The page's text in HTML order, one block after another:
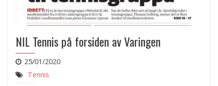
NIL Tennis på forsiden av Varingen
25/01/2020
Tennis